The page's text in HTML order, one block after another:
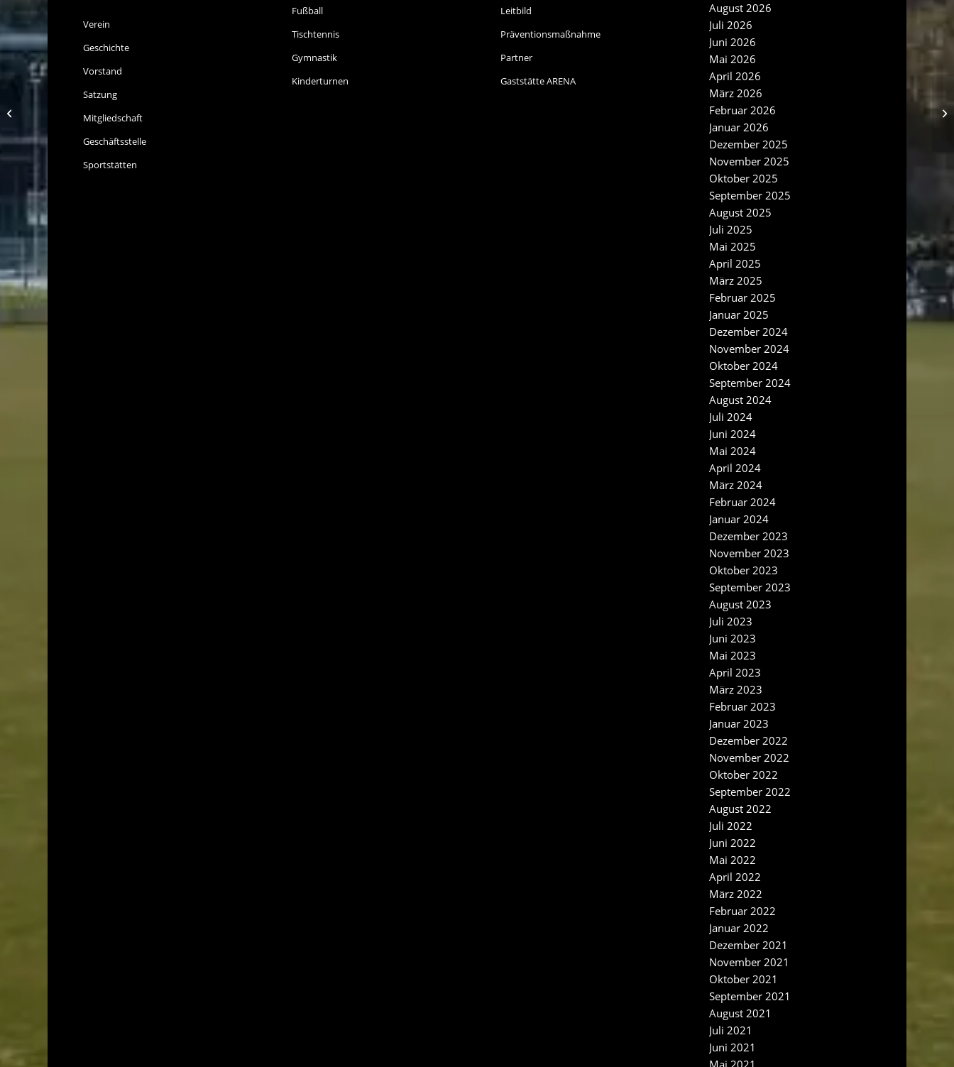
Verein
Geschichte
Vorstand
Satzung
Mitgliedschaft
Geschäftsstelle
Sportstätten
Fußball
Tischtennis
Gymnastik
Kinderturnen
Leitbild
Präventionsmaßnahme
Partner
Gaststätte ARENA
August 2026
Juli 2026
Juni 2026
Mai 2026
April 2026
März 2026
Februar 2026
Januar 2026
Dezember 2025
November 2025
Oktober 2025
September 2025
August 2025
Juli 2025
Mai 2025
April 2025
März 2025
Februar 2025
Januar 2025
Dezember 2024
November 2024
Oktober 2024
September 2024
August 2024
Juli 2024
Juni 2024
Mai 2024
April 2024
März 2024
Februar 2024
Januar 2024
Dezember 2023
November 2023
Oktober 2023
September 2023
August 2023
Juli 2023
Juni 2023
Mai 2023
April 2023
März 2023
Februar 2023
Januar 2023
Dezember 2022
November 2022
Oktober 2022
September 2022
August 2022
Juli 2022
Juni 2022
Mai 2022
April 2022
März 2022
Februar 2022
Januar 2022
Dezember 2021
November 2021
Oktober 2021
September 2021
August 2021
Juli 2021
Juni 2021
TT-Newsticker